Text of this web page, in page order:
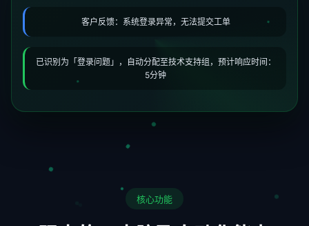
客户反馈：系统登录异常，无法提交工单
已识别为「登录问题」，自动分配至技术支持组，预计响应时间：
5分钟
核心功能